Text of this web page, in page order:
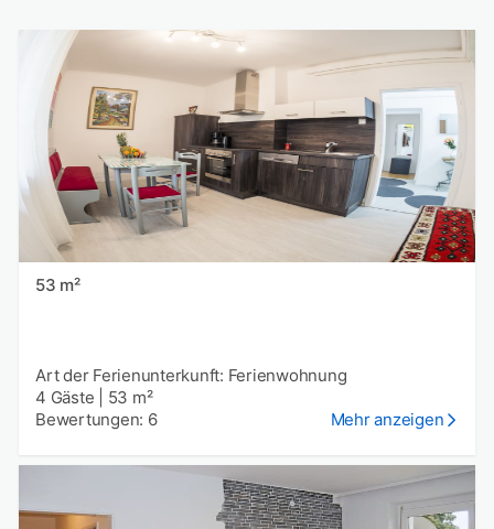
53 m²
Art der Ferienunterkunft: Ferienwohnung
4 Gäste
53 m²
Bewertungen: 6
Mehr anzeigen